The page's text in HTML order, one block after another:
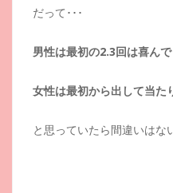
だって･･･
男性は最初の2.3回は喜ん
女性は最初から出して当た
と思っていたら間違いはな